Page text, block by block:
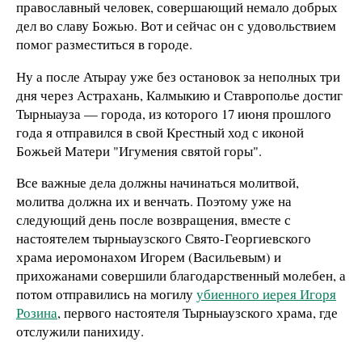
православный человек, совершающий немало добрых
дел во славу Божью. Вот и сейчас он с удовольствием
помог разместиться в городе.
Ну а после Атырау уже без остановок за неполных три
дня через Астрахань, Калмыкию и Ставрополье достиг
Тырныауза — города, из которого 17 июня прошлого
года я отправился в свой Крестный ход с иконой
Божьей Матери "Игумения святой горы".
Все важные дела должны начинаться молитвой,
молитва должна их и венчать. Поэтому уже на
следующий день после возвращения, вместе с
настоятелем тырныаузского Свято-Георгиевского
храма иеромонахом Игорем (Васильевым) и
прихожанами совершили благодарственный молебен, а
потом отправились на могилуубиенного иерея Игоря
Розина, первого настоятеля Тырныаузского храма, где
отслужили панихиду.